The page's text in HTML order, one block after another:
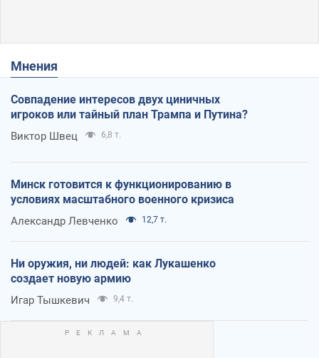
Мнения
Совпадение интересов двух циничных
игроков или тайный план Трампа и Путина?
Виктор Швец 6,8 т.
Минск готовится к функционированию в
условиях масштабного военного кризиса
Александр Левченко 12,7 т.
Ни оружия, ни людей: как Лукашенко
создает новую армию
Игар Тышкевич 9,4 т.